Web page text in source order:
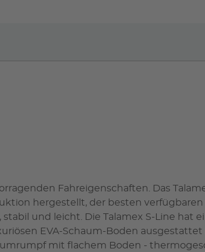
Fahreigenschaften. Das
hergestellt, der besten
und leicht. Die Talamex S-Line hat
EVA-Schaum-Boden
mit flachem Boden -